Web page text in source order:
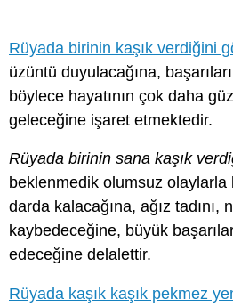
Rüyada birinin kaşık verdiğini
üzüntü duyulacağına,
böylece hayatının çok daha
geleceğine işaret etmektedir.
Rüyada birinin sana kaşık
beklenmedik olumsuz olaylarla
darda kalacağına, ağız tadını,
kaybedeceğine, büyük
edeceğine delalettir.
Rüyada kaşık kaşık pekmez